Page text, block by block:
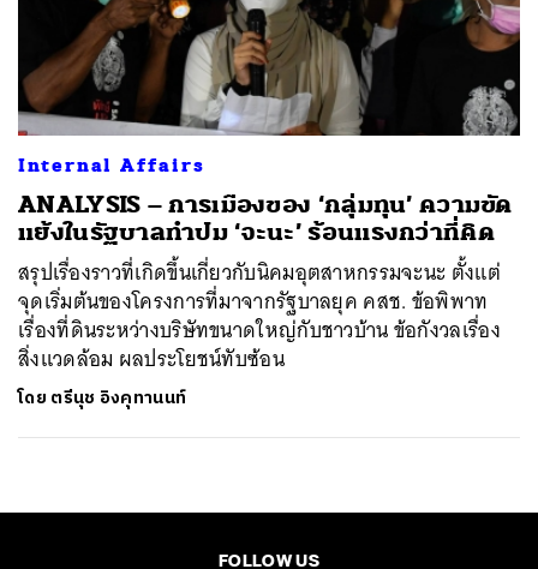
Internal Affairs
ANALYSIS – การเมืองของ ‘กลุ่มทุน’ ความขัด
แย้งในรัฐบาลทำปม ‘จะนะ’ ร้อนแรงกว่าที่คิด
สรุปเรื่องราวที่เกิดขึ้นเกี่ยวกับนิคมอุตสาหกรรมจะนะ ตั้งแต่
จุดเริ่มต้นของโครงการที่มาจากรัฐบาลยุค คสช. ข้อพิพาท
เรื่องที่ดินระหว่างบริษัทขนาดใหญ่กับชาวบ้าน ข้อกังวลเรื่อง
สิ่งแวดล้อม ผลประโยชน์ทับซ้อน
โดย ตรีนุช อิงคุทานนท์
FOLLOW US
ค้นหา
SHARE TWEET LINE EMAIL